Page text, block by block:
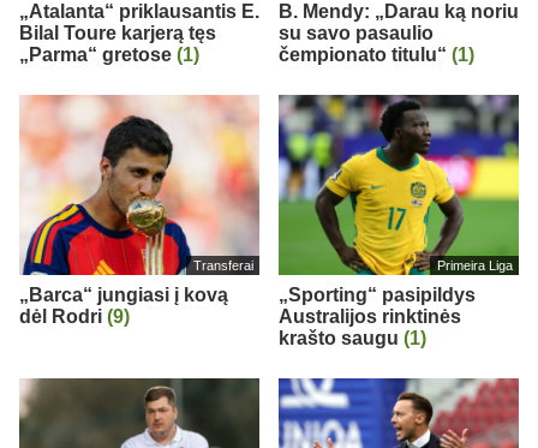
„Atalanta“ priklausantis E.
Bilal Toure karjerą tęs
„Parma“ gretose (1)
B. Mendy: „Darau ką noriu
su savo pasaulio
čempionato titulu“ (1)
Transferai
„Barca“ jungiasi į kovą
dėl Rodri (9)
Primeira Liga
„Sporting“ pasipildys
Australijos rinktinės
krašto saugu (1)